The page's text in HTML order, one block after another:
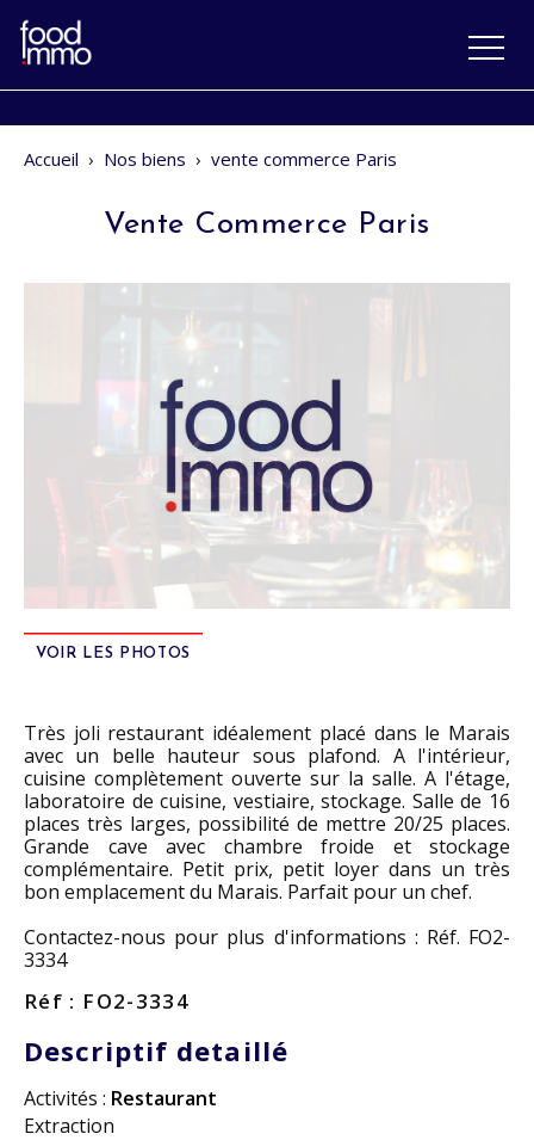
Accueil › Nos biens › vente commerce Paris
Vente Commerce Paris
VOIR LES PHOTOS
Très joli restaurant idéalement placé dans le Marais
avec un belle hauteur sous plafond. A l'intérieur,
cuisine complètement ouverte sur la salle. A l'étage,
laboratoire de cuisine, vestiaire, stockage. Salle de 16
places très larges, possibilité de mettre 20/25 places.
Grande cave avec chambre froide et stockage
complémentaire. Petit prix, petit loyer dans un très
bon emplacement du Marais. Parfait pour un chef.
Contactez-nous pour plus d'informations : Réf. FO2-
3334
Réf : FO2-3334
Descriptif detaillé
Activités : Restaurant
Extraction